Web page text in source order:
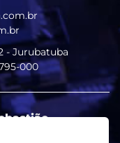
- Jurubatuba
000